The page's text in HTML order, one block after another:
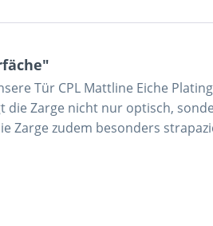
Tür CPL Mattline Eiche
die Zarge nicht nur optisch,
Zarge zudem besonders